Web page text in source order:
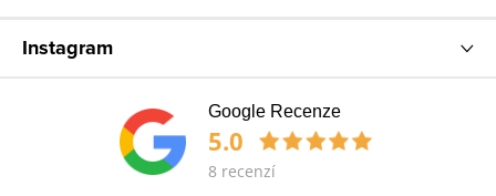
Instagram
Google Recenze
5.0
8 recenzí